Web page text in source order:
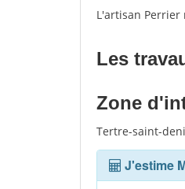
L'artisan Perrier
Les
Zone
Tertre-saint-